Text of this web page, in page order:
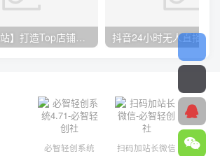
【阿里国际站】打造Top店铺&获得优质询盘客户，​95%的国际站讲师不会说的运营技巧
必智轻创系统
扫码加站长微信